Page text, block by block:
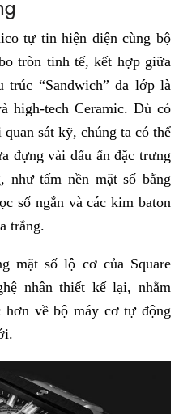
tự tin hiện diện cùng bộ
tròn tinh tế, kết hợp giữa
trúc “Sandwich” đa lớp là
high-tech Ceramic. Dù có
sát kỹ, chúng ta có thể
đựng vài dấu ấn đặc trưng
như tấm nền mặt số bằng
số ngắn và các kim baton
trắng.
mặt số lộ cơ của Square
nhân thiết kế lại, nhằm
hơn về bộ máy cơ tự động